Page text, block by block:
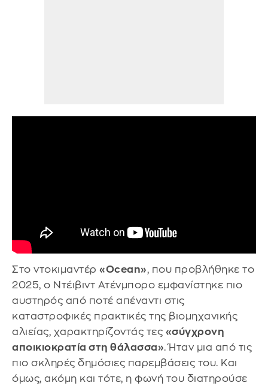
Στο ντοκιμαντέρ «Ocean», που προβλήθηκε το
2025, ο Ντέιβιντ Ατένμπορο εμφανίστηκε πιο
αυστηρός από ποτέ απέναντι στις
καταστροφικές πρακτικές της βιομηχανικής
αλιείας, χαρακτηρίζοντάς τες «σύγχρονη
αποικιοκρατία στη θάλασσα». Ήταν μια από τις
πιο σκληρές δημόσιες παρεμβάσεις του. Και
όμως, ακόμη και τότε, η φωνή του διατηρούσε